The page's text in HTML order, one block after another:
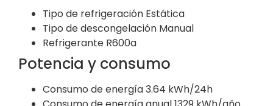
Tipo de refrigeración Estática
Tipo de descongelación Manual
Refrigerante R600a
Potencia y consumo
Consumo de energía3.64 kWh/24h